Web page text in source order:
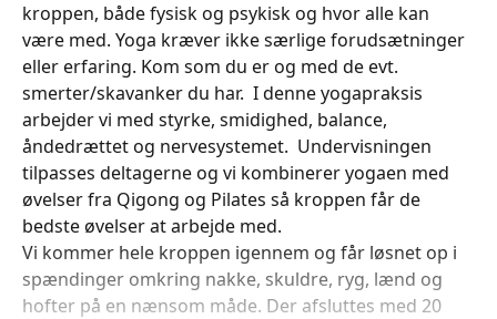
kroppen, både fysisk og psykisk og hvor alle kan
være med. Yoga kræver ikke særlige forudsætninger
eller erfaring. Kom som du er og med de evt.
smerter/skavanker du har. I denne yogapraksis
arbejder vi med styrke, smidighed, balance,
åndedrættet og nervesystemet. Undervisningen
tilpasses deltagerne og vi kombinerer yogaen med
øvelser fra Qigong og Pilates så kroppen får de
bedste øvelser at arbejde med.
Vi kommer hele kroppen igennem og får løsnet op i
spændinger omkring nakke, skuldre, ryg, lænd og
hofter på en nænsom måde. Der afsluttes med 20